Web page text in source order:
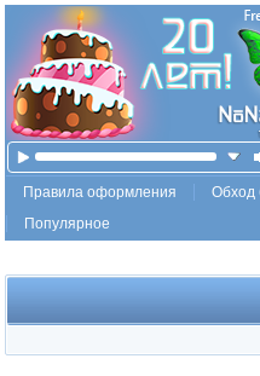
Правила оформления
Обход
Популярное